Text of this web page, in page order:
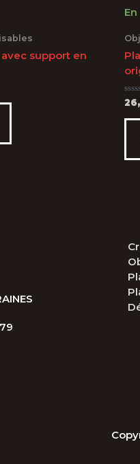
support en
sur